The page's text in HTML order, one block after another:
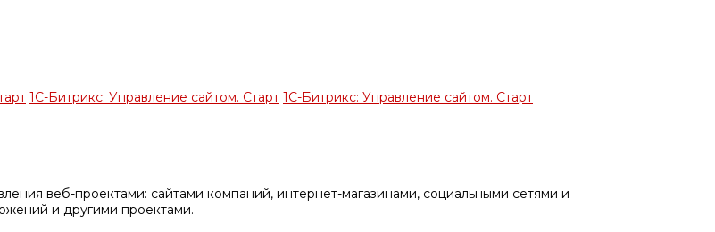
1С-Битрикс: Управление сайтом. Старт 1С-Битрикс: Управление сайтом. Старт
веб-проектами: сайтами компаний, интернет-магазинами, социальными сетями и
и другими проектами.